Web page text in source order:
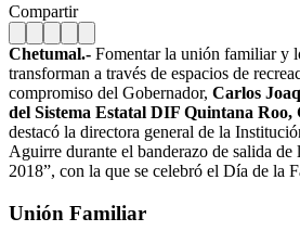
Compartir
Chetumal.- Fomentar la unión familiar y
transforman a través de espacios de
compromiso del Gobernador, Carlos
del Sistema Estatal DIF Quintana
destacó la directora general de la
Aguirre durante el banderazo de salida de
2018”, con la que se celebró el Día de la
Unión Familiar